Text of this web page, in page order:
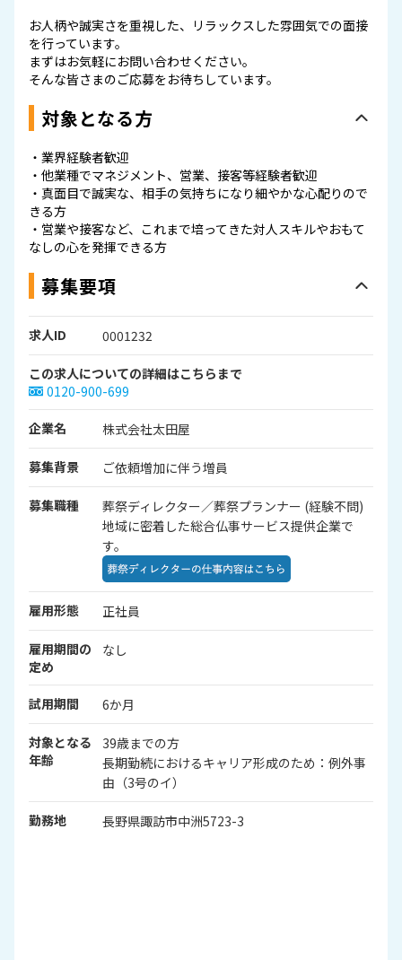
お人柄や誠実さを重視した、リラックスした雰囲気での面接
を行っています。
まずはお気軽にお問い合わせください。
そんな皆さまのご応募をお待ちしています。
対象となる方
・業界経験者歓迎
・他業種でマネジメント、営業、接客等経験者歓迎
・真面目で誠実な、相手の気持ちになり細やかな心配りので
きる方
・営業や接客など、これまで培ってきた対人スキルやおもて
なしの心を発揮できる方
募集要項
求人ID 0001232
この求人についての詳細はこちらまで
0120-900-699
企業名 株式会社太田屋
募集背景 ご依頼増加に伴う増員
募集職種
葬祭ディレクター／葬祭プランナー (経験不問)
地域に密着した総合仏事サービス提供企業で
す。
雇用形態 正社員
雇用期間の
定め
なし
試用期間 6か月
対象となる
年齢
39歳までの方
長期勤続におけるキャリア形成のため：例外事
由（3号のイ）
勤務地 長野県諏訪市中洲5723-3